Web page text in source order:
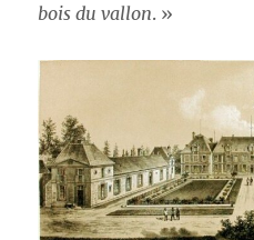
bois du vallon. »